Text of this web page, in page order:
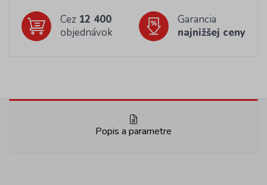
Cez 12 400
objednávok
Garancia
najnižšej ceny
Popis a parametre